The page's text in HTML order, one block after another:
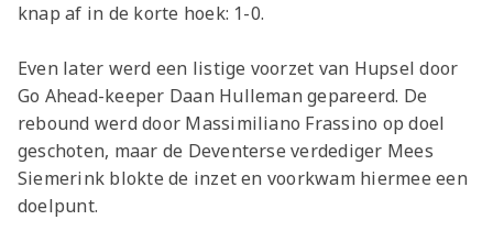
knap af in de korte hoek: 1-0.
Even later werd een listige voorzet van Hupsel door
Go Ahead-keeper Daan Hulleman gepareerd. De
rebound werd door Massimiliano Frassino op doel
geschoten, maar de Deventerse verdediger Mees
Siemerink blokte de inzet en voorkwam hiermee een
doelpunt.